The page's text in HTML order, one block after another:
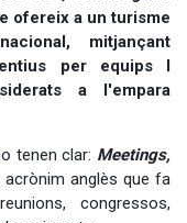
ofereix a un turisme
mitjançant
per equips I
a l'empara
tenen clar: Meetings,
acrònim anglès que fa
congressos,